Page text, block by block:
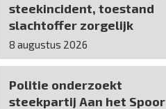
steekincident, toestand
slachtoffer zorgelijk
8 augustus 2026
Politie onderzoekt
steekpartij Aan het Spoor